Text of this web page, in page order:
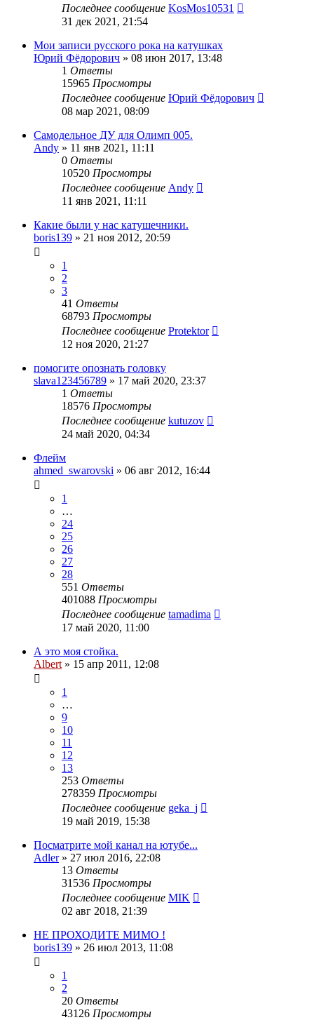
Последнее сообщение KosMos10531
31 дек 2021, 21:54
Мои записи русского рока на катушках
Юрий Фёдорович » 08 июн 2017, 13:48
1 Ответы
15965 Просмотры
Последнее сообщение Юрий Фёдорович
08 мар 2021, 08:09
Самодельное ДУ для Олимп 005.
Andy » 11 янв 2021, 11:11
0 Ответы
10520 Просмотры
Последнее сообщение Andy
11 янв 2021, 11:11
Какие были у нас катушечники.
boris139 » 21 ноя 2012, 20:59
1
2
3
41 Ответы
68793 Просмотры
Последнее сообщение Protektor
12 ноя 2020, 21:27
помогите опознать головку
slava123456789 » 17 май 2020, 23:37
1 Ответы
18576 Просмотры
Последнее сообщение kutuzov
24 май 2020, 04:34
Флейм
ahmed_swarovski » 06 авг 2012, 16:44
1
…
24
25
26
27
28
551 Ответы
401088 Просмотры
Последнее сообщение tamadima
17 май 2020, 11:00
А это моя стойка.
Albert » 15 апр 2011, 12:08
1
…
9
10
11
12
13
253 Ответы
278359 Просмотры
Последнее сообщение geka_j
19 май 2019, 15:38
Посматрите мой канал на ютубе...
Adler» 27 июл 2016, 22:08
13 Ответы
31536 Просмотры
Последнее сообщение MIK
02 авг 2018, 21:39
НЕ ПРОХОДИТЕ МИМО !
boris139 » 26 июл 2013, 11:08
1
2
20 Ответы
43126 Просмотры